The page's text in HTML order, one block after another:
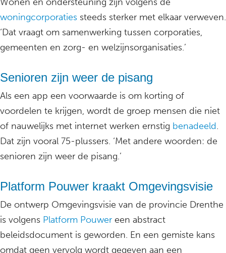
woningcorporaties steeds sterker met elkaar verweven.
‘Dat vraagt om samenwerking tussen corporaties,
gemeenten en zorg- en welzijnsorganisaties.’
Senioren zijn weer de pisang
Als een app een voorwaarde is om korting of
voordelen te krijgen, wordt de groep mensen die niet
of nauwelijks met internet werken ernstig benadeeld.
Dat zijn vooral 75-plussers. ‘Met andere woorden: de
senioren zijn weer de pisang.’
Platform Pouwer kraakt Omgevingsvisie
De ontwerp Omgevingsvisie van de provincie Drenthe
is volgens Platform Pouwer een abstract
beleidsdocument is geworden. En een gemiste kans
omdat geen vervolg wordt gegeven aan een